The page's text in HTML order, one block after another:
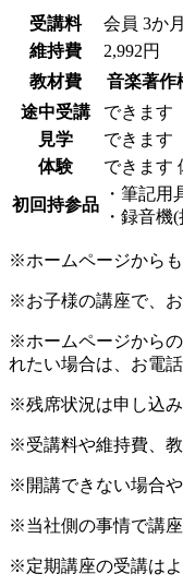
受講料 会員 3か
維持費
2,992円
教材費
音楽著作
途中受講
できます
見学
できます
体験
できます
初回持参品
・筆記用
・録音機
※ホームページから
※お子様の講座で、
※ホームページから
れたい場合は、お電
※残席状況は申し込み
※受講料や維持費、
※開講できない場合や
※当社側の事情で講
※定期講座の受講は